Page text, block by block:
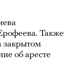
Также
закрытом
об аресте